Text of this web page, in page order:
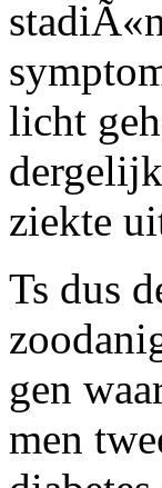
licht
ziekte
Ts dus
gen
men